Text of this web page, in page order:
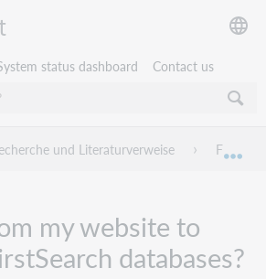
status dashboard Contact us
expandieren/verbergen
und Literaturverweise
my website to
databases?